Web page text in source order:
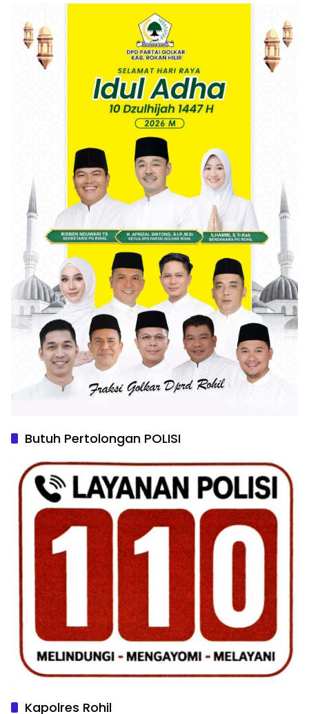
Butuh Pertolongan POLISI
Kapolres Rohil